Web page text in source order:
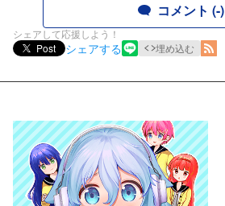
コメント (-)
シェアして応援しよう！
Post
シェアする 埋め込む